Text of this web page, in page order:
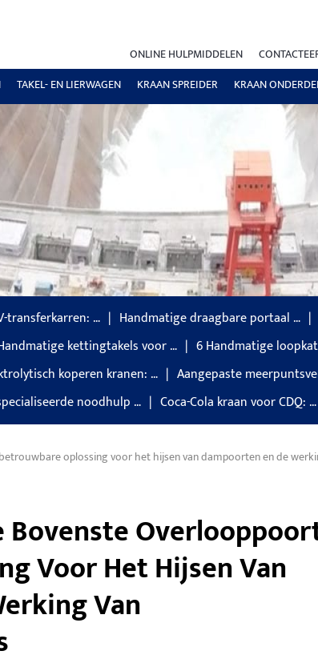
ONLINE HULPMIDDELEN
TAKEL- EN LIERWAGEN KRAAN SPREIDER KRAAN
transferkarren: … Handmatige draagbare portaal …
kettingtakels voor …
6 Handmatige
koperen kranen: …
Aangepaste
noodhulp …
Coca-Cola kraan voor CDQ: …
oplossing voor het hijsen van dampoorten en de
Bovenste
Voor Het Hijsen Van
Van